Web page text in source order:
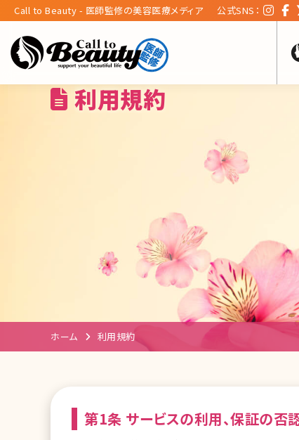
Call to Beauty - 医師監修の美容医療メディア 公式SNS：
利用規約
ホーム 利用規約
第1条 サービスの利用、保証の否